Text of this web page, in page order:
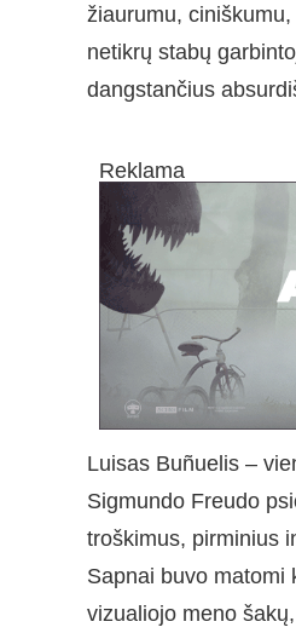
žiaurumu,
netikrų stabų
dangstančius
Reklama
Luisas Buñuelis –
Sigmundo Freudo
troškimus, pirminius
Sapnai buvo matomi
vizualiojo meno